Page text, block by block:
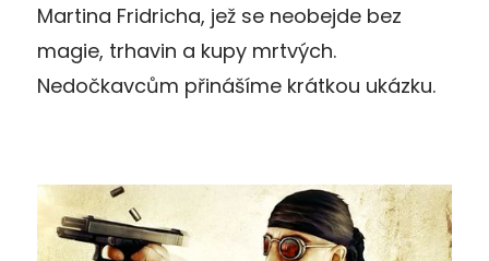
Martina Fridricha, jež se neobejde bez
magie, trhavin a kupy mrtvých.
Nedočkavcům přinášíme krátkou ukázku.